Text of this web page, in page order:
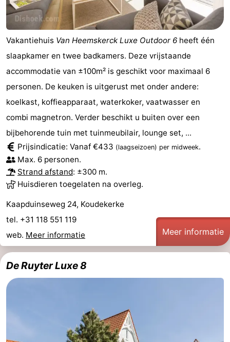
Vakantiehuis Van Heemskerck Luxe Outdoor 6 heeft één
slaapkamer en twee badkamers. Deze vrijstaande
accommodatie van ±100m² is geschikt voor maximaal 6
personen. De keuken is uitgerust met onder andere:
koelkast, koffieapparaat, waterkoker, vaatwasser en
combi magnetron. Verder beschikt u buiten over een
bijbehorende tuin met tuinmeubilair, lounge set, ...
Prijsindicatie: Vanaf €433 (laagseizoen) per midweek.
Max. 6 personen.
Strand afstand: ±300 m.
Huisdieren toegelaten na overleg.
Kaapduinseweg 24, Koudekerke
tel. +31 118 551 119
web. Meer informatie Meer informatie
De Ruyter Luxe 8